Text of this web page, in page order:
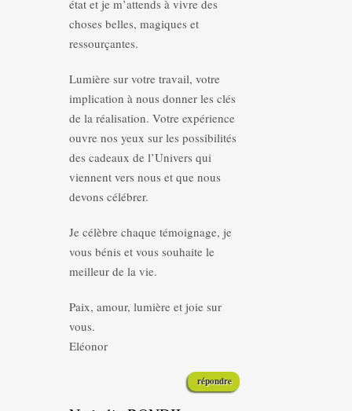
état et je m’attends à vivre des
choses belles, magiques et
ressourçantes.
Lumière sur votre travail, votre
implication à nous donner les clés
de la réalisation. Votre expérience
ouvre nos yeux sur les possibilités
des cadeaux de l’Univers qui
viennent vers nous et que nous
devons célébrer.
Je célèbre chaque témoignage, je
vous bénis et vous souhaite le
meilleur de la vie.
Paix, amour, lumière et joie sur
vous.
Eléonor
répondre